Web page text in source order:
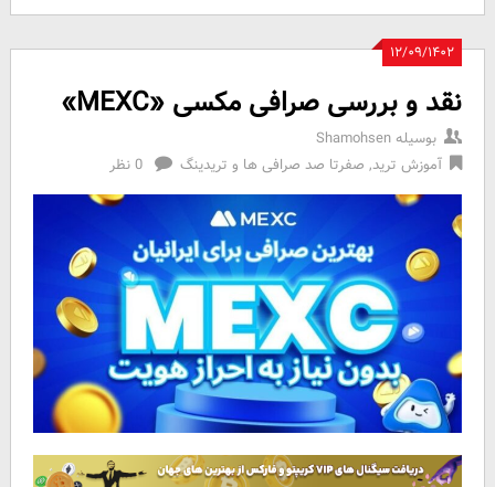
۱۲/۰۹/۱۴۰۲
نقد و بررسی صرافی مکسی «MEXC»
بوسیلهShamohsen
آموزش ترید, صفرتا صد صرافی ها و تریدینگ 0 نظر